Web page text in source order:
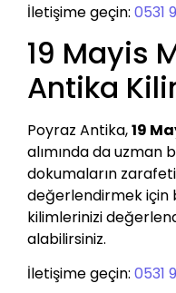
İletişime geçin: 0531
19 Mayis
Antika
Poyraz Antika,19
alımında da uzman
dokumaların
değerlendirmek için
kilimlerinizi
alabilirsiniz.
İletişime geçin: 0531